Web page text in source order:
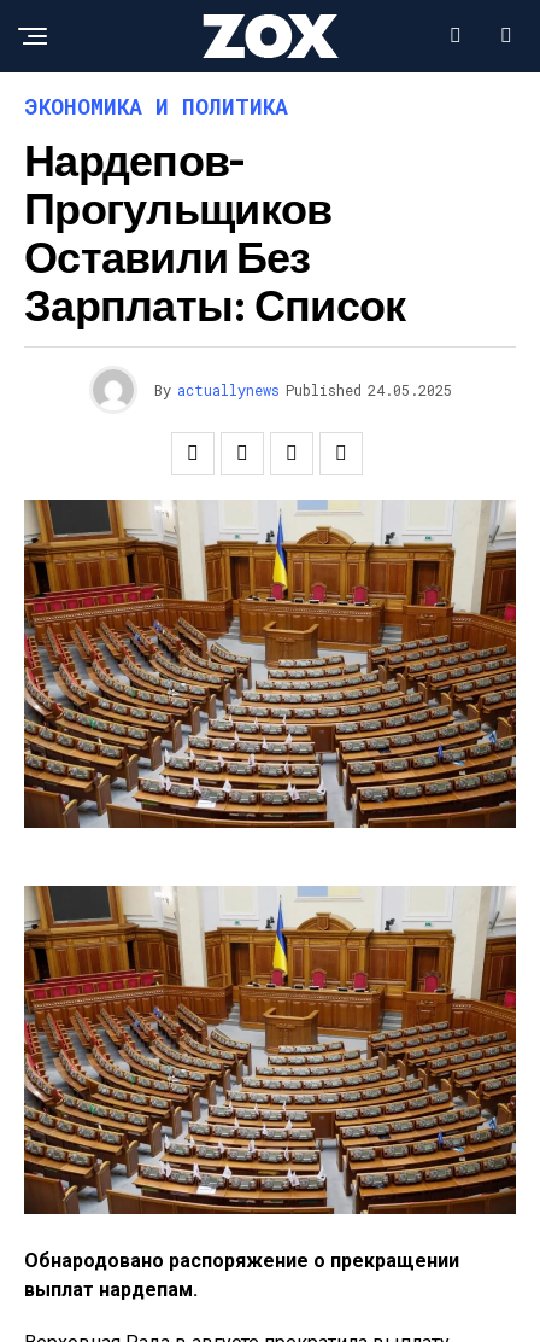
ЭКОНОМИКА И ПОЛИТИКА
Нардепов-
Прогульщиков
Оставили Без
Зарплаты: Список
By actuallynews Published 24.05.2025
Обнародовано распоряжение о прекращении
выплат нардепам.